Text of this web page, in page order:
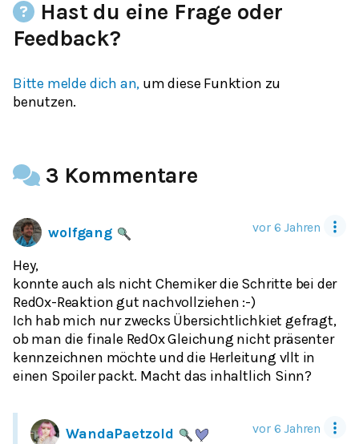
Hast du eine Frage oder
Feedback?
Bitte melde dich an, um diese Funktion zu
benutzen.
3 Kommentare
wolfgang vor 6 Jahren
Hey,
konnte auch als nicht Chemiker die Schritte bei der
RedOx-Reaktion gut nachvollziehen :-)
Ich hab mich nur zwecks Übersichtlichkiet gefragt,
ob man die finale RedOx Gleichung nicht präsenter
kennzeichnen möchte und die Herleitung vllt in
einen Spoiler packt. Macht das inhaltlich Sinn?
WandaPaetzold vor 6 Jahren